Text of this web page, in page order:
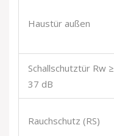
Haustür außen
Schallschutztür Rw ≥
37 dB
Rauchschutz (RS)